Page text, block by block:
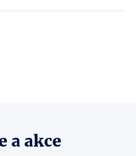
a akce